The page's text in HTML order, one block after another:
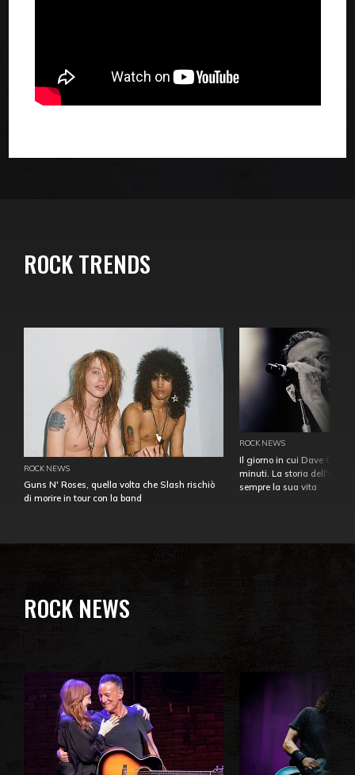
ROCK TRENDS
ROCK NEWS
Guns N' Roses, quella volta che Slash rischiò
di morire in tour con la band
ROCK NEWS
Il giorno in cui Dave
minuti. La storia
sempre la sua vita
ROCK NEWS